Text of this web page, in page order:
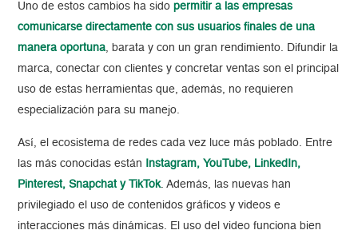
Uno de estos cambios ha sidopermitir a las empresas
comunicarse directamente con sus usuarios finales de una
manera oportuna, barata y con un gran rendimiento. Difundir la
marca, conectar con clientes y concretar ventas son el principal
uso de estas herramientas que, además, no requieren
especialización para su manejo.
Así, el ecosistema de redes cada vez luce más poblado. Entre
las más conocidas están
Instagram, YouTube, LinkedIn,
Pinterest, Snapchat y TikTok. Además, las nuevas han
privilegiado el uso de contenidos gráficos y videos e
interacciones más dinámicas. El uso del video funciona bien